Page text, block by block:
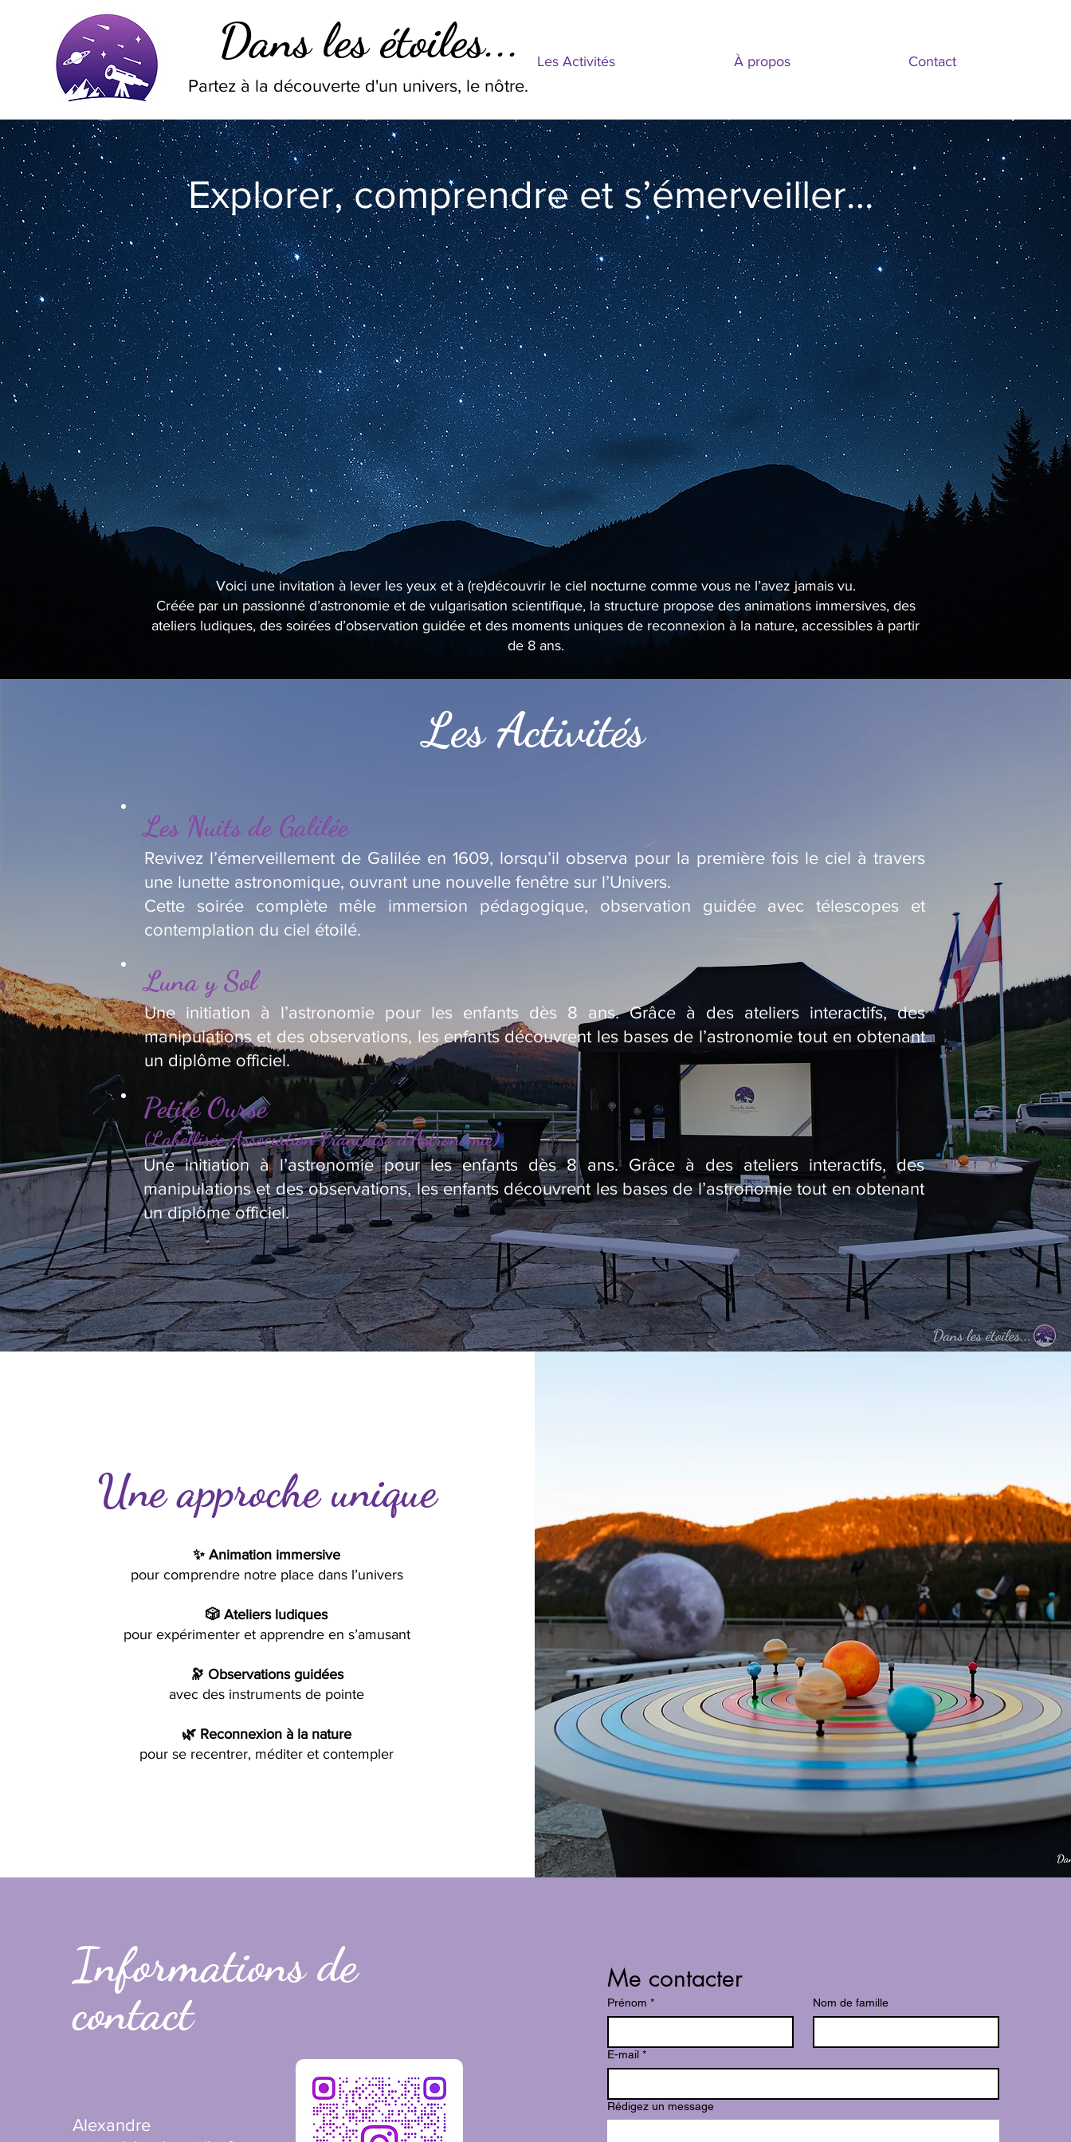
Dans les étoiles...
Partez à la découverte d'un univers, le nôtre.
Les Activités À propos Contact
Explorer, comprendre et s’émerveiller…
Voici une invitation à lever les yeux et à (re)découvrir le ciel nocturne comme vous ne l’avez jamais vu.
Créée par un passionné d’astronomie et de vulgarisation scientifique, la structure propose des animations immersives, des
ateliers ludiques, des soirées d’observation guidée et des moments uniques de reconnexion à la nature, accessibles à partir
de 8 ans.
Les Activités
Les Nuits de Galilée
Revivez l’émerveillement de Galilée en 1609, lorsqu’il observa pour la première fois le ciel à travers
une lunette astronomique, ouvrant une nouvelle fenêtre sur l’Univers.
Cette soirée complète mêle immersion pédagogique, observation guidée avec télescopes et
contemplation du ciel étoilé.
Luna y Sol
Une initiation à l’astronomie pour les enfants dès 8 ans. Grâce à des ateliers interactifs, des
manipulations et des observations, les enfants découvrent les bases de l’astronomie tout en obtenant
un diplôme officiel.
Petite Ourse
(Labellisée Association Française d’Astronomie)
Une initiation à l’astronomie pour les enfants dès 8 ans. Grâce à des ateliers interactifs, des
manipulations et des observations, les enfants découvrent les bases de l’astronomie tout en obtenant
un diplôme officiel.
Une approche unique
✨ Animation immersive
pour comprendre notre place dans l’univers
🎲 Ateliers ludiques
pour expérimenter et apprendre en s’amusant
🔭 Observations guidées
avec des instruments de pointe
🌿 Reconnexion à la nature
pour se recentrer, méditer et contempler
Informations de
contact
Alexandre
Me contacter
Prénom * Nom de famille
E-mail *
Rédigez un message